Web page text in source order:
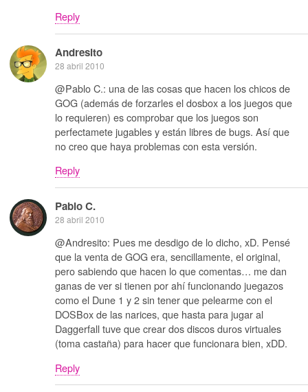
Reply
Andresito
28 abril 2010
@Pablo C.: una de las cosas que hacen los chicos de
GOG (además de forzarles el dosbox a los juegos que
lo requieren) es comprobar que los juegos son
perfectamete jugables y están libres de bugs. Así que
no creo que haya problemas con esta versión.
Reply
Pablo C.
28 abril 2010
@Andresito: Pues me desdigo de lo dicho, xD. Pensé
que la venta de GOG era, sencillamente, el original,
pero sabiendo que hacen lo que comentas… me dan
ganas de ver si tienen por ahí funcionando juegazos
como el Dune 1 y 2 sin tener que pelearme con el
DOSBox de las narices, que hasta para jugar al
Daggerfall tuve que crear dos discos duros virtuales
(toma castaña) para hacer que funcionara bien, xDD.
Reply